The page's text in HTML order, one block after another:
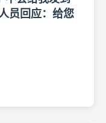
员回应：给您